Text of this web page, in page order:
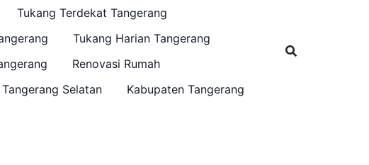
Tukang Terdekat Tangerang
Tukang Harian Tangerang
Renovasi Rumah
Tangerang Selatan Kabupaten Tangerang